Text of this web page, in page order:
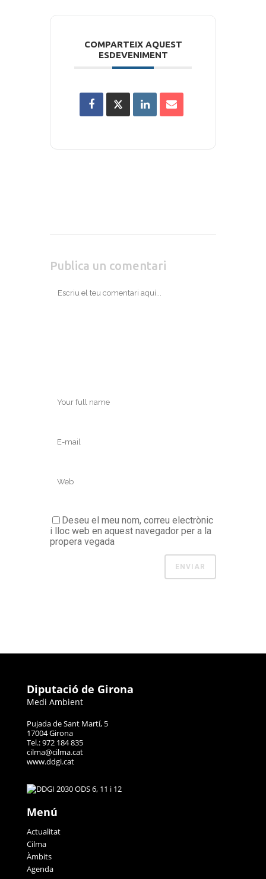
COMPARTEIX AQUEST
ESDEVENIMENT
Publica un comentari
Deseu el meu nom, correu electrònic
i lloc web en aquest navegador per a la
propera vegada
Diputació de Girona
Medi Ambient
Pujada de Sant Martí, 5
17004 Girona
Tel.: 972 184 835
cilma@cilma.cat
www.ddgi.cat
Menú
Actualitat
Cilma
Àmbits
Agenda